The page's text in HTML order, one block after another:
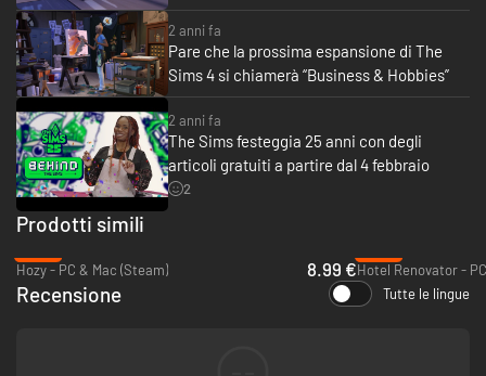
2 anni fa
Pare che la prossima espansione di The
Sims 4 si chiamerà “Business & Hobbies”
2 anni fa
The Sims festeggia 25 anni con degli
articoli gratuiti a partire dal 4 febbraio
2
Prodotti simili
Hozy - PC & Mac (Steam)
8.99 €Hotel Renovator -
Recensione Tutte le lingue